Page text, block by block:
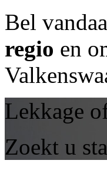
Bel
regio en
Lekkage
Zoekt u